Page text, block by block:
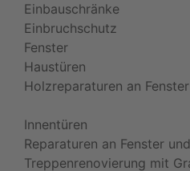
Einbauschränke
Einbruchschutz
Fenster
Haustüren
Holzreparaturen an
Innentüren
Reparaturen an Fenster
Treppenrenovierung mit